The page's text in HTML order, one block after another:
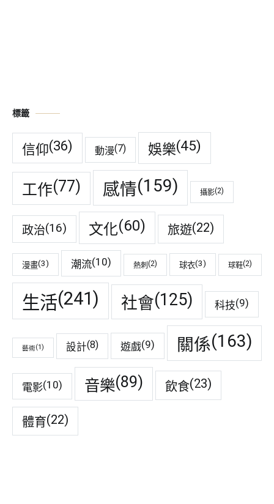
標籤
信仰(36) 動漫(7) 娛樂(45)
工作(77) 感情(159) 攝影(2)
政治(16) 文化(60) 旅遊(22)
漫畫(3) 潮流(10) 熱刺 (2) 球衣(3) 球鞋(2)
生活(241) 社會(125) 科技(9)
藝術(1) 設計(8) 遊戲(9) 關係(163)
電影(10) 音樂(89) 飲食(23)
體育(22)